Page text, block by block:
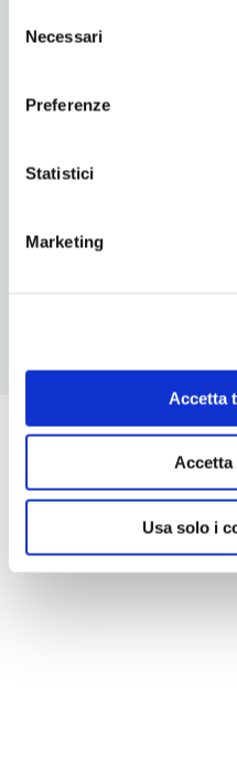
delNecessari
Preferenze
Statistici
Marketing
Accetta
Accetta
Usa solo i
parrocchia@sanpieroagrado.it
050960065
Apertura: lunedì-domenica
CONDIZIONI DI VISITA